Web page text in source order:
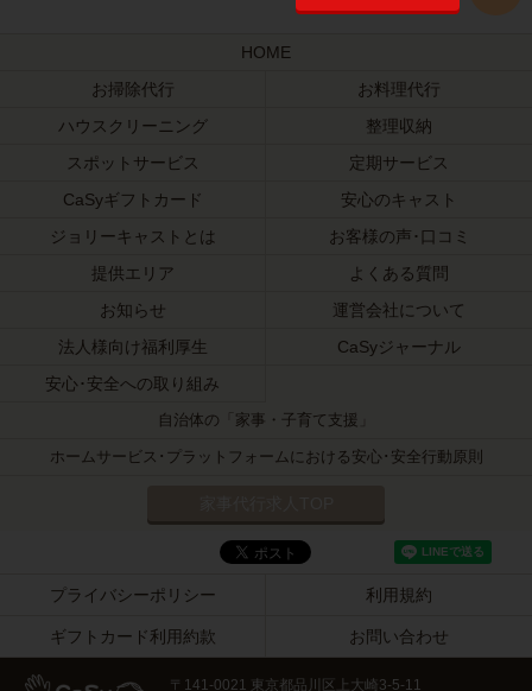
HOME
お掃除代行
お料理代行
ハウスクリーニング
整理収納
スポットサービス
定期サービス
CaSyギフトカード
安心のキャスト
ジョリーキャストとは
お客様の声･口コミ
提供エリア
よくある質問
お知らせ
運営会社について
法人様向け福利厚生
CaSyジャーナル
安心･安全への取り組み
自治体の「家事・子育て支援」
ホームサービス･プラットフォームにおける安心･安全行動原則
プライバシーポリシー 利用規約
ギフトカード利用約款 お問い合わせ
〒141-0021 東京都品川区上大崎3-5-11